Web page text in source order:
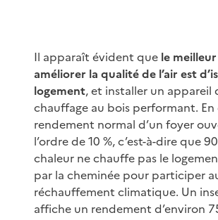
Il apparaît évident que le
améliorer la qualité de l’air est
logement, et installer un appareil
chauffage au bois performant.
rendement normal d’un foyer
l’ordre de 10 %, c’est-à-dire que
chaleur ne chauffe pas le
par la cheminée pour participer
réchauffement climatique. Un
affiche un rendement d’environ